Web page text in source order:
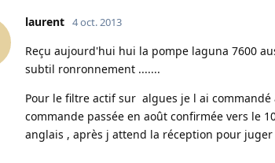
laurent 4 oct. 2013
Reçu aujourd'hui hui la pompe laguna 7600
subtil ronronnement .......
Pour le filtre actif sur algues je l ai
commande passée en août confirmée vers le
anglais , après j attend la réception pour